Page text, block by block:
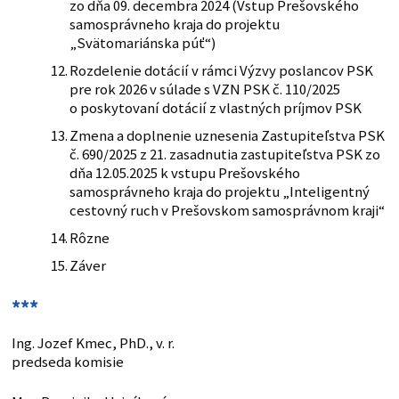
zo dňa 09. decembra 2024 (Vstup Prešovského
samosprávneho kraja do projektu
„Svätomariánska púť“)
Rozdelenie dotácií v rámci Výzvy poslancov PSK
pre rok 2026 v súlade s VZN PSK č. 110/2025
o poskytovaní dotácií z vlastných príjmov PSK
Zmena a doplnenie uznesenia Zastupiteľstva PSK
č. 690/2025 z 21. zasadnutia zastupiteľstva PSK zo
dňa 12.05.2025 k vstupu Prešovského
samosprávneho kraja do projektu „Inteligentný
cestovný ruch v Prešovskom samosprávnom kraji“
Rôzne
Záver
***
Ing. Jozef Kmec, PhD., v. r.
predseda komisie